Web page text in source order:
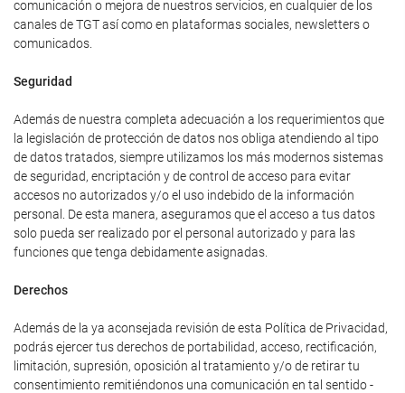
comunicación o mejora de nuestros servicios, en cualquier de los
canales de TGT así como en plataformas sociales, newsletters o
comunicados.
Seguridad
Además de nuestra completa adecuación a los requerimientos que
la legislación de protección de datos nos obliga atendiendo al tipo
de datos tratados, siempre utilizamos los más modernos sistemas
de seguridad, encriptación y de control de acceso para evitar
accesos no autorizados y/o el uso indebido de la información
personal. De esta manera, aseguramos que el acceso a tus datos
solo pueda ser realizado por el personal autorizado y para las
funciones que tenga debidamente asignadas.
Derechos
Además de la ya aconsejada revisión de esta Política de Privacidad,
podrás ejercer tus derechos de portabilidad, acceso, rectificación,
limitación, supresión, oposición al tratamiento y/o de retirar tu
consentimiento remitiéndonos una comunicación en tal sentido -